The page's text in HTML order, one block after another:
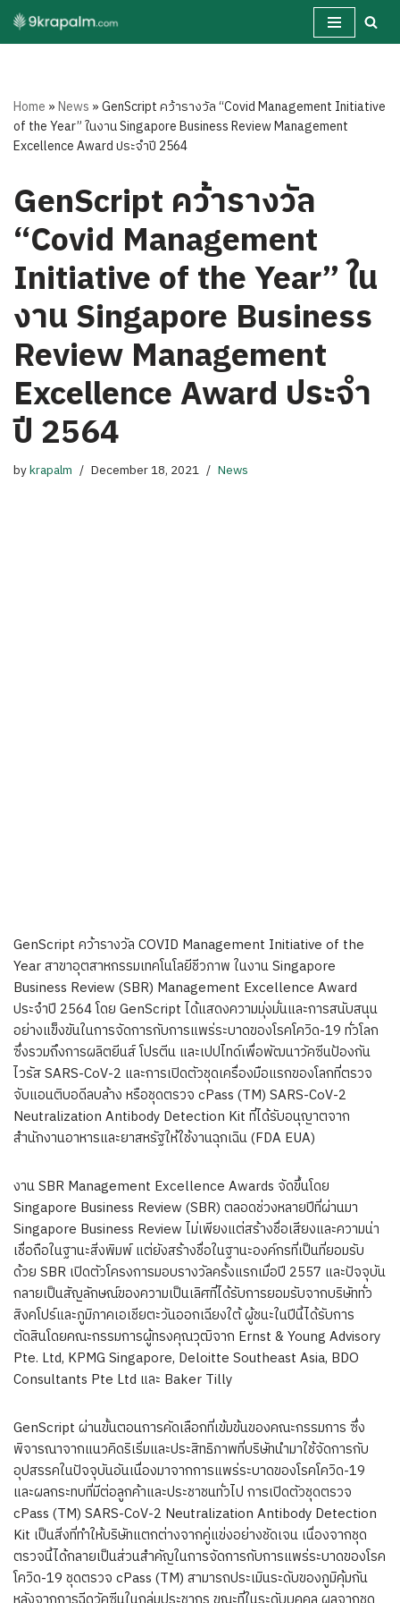
Skip
Home »News »GenScript คว้ารางวัล “Covid Management Initiative
of the Year” ในงาน Singapore Business Review Management
Excellence Award ประจำปี 2564
GenScript คว้ารางวัล
“Covid Management
Initiative of the Year” ใน
งาน Singapore Business
Review Management
Excellence Award ประจำ
ปี 2564
bykrapalm December 18, 2021 News
GenScript คว้ารางวัล COVID Management Initiative of the
Year สาขาอุตสาหกรรมเทคโนโลยีชีวภาพ ในงาน Singapore
Business Review (SBR) Management Excellence Award
ประจำปี 2564 โดย GenScript ได้แสดงความมุ่งมั่นและการสนับสนุน
อย่างแข็งขันในการจัดการกับการแพร่ระบาดของโรคโควิด-19 ทั่วโลก
ซึ่งรวมถึงการผลิตยีนส์ โปรตีน และเปปไทด์เพื่อพัฒนาวัคซีนป้องกัน
ไวรัส SARS-CoV-2 และการเปิดตัวชุดเครื่องมือแรกของโลกที่ตรวจ
จับแอนติบอดีลบล้าง หรือชุดตรวจ cPass (TM) SARS-CoV-2
Neutralization Antibody Detection Kit ที่ได้รับอนุญาตจาก
สำนักงานอาหารและยาสหรัฐให้ใช้งานฉุกเฉิน (FDA EUA)
งาน SBR Management Excellence Awards จัดขึ้นโดย
Singapore Business Review (SBR) ตลอดช่วงหลายปีที่ผ่านมา
Singapore Business Review ไม่เพียงแต่สร้างชื่อเสียงและความน่า
เชื่อถือในฐานะสิ่งพิมพ์ แต่ยังสร้างชื่อในฐานะองค์กรที่เป็นที่ยอมรับ
ด้วย SBR เปิดตัวโครงการมอบรางวัลครั้งแรกเมื่อปี 2557 และปัจจุบัน
กลายเป็นสัญลักษณ์ของความเป็นเลิศที่ได้รับการยอมรับจากบริษัททั่ว
สิงคโปร์และภูมิภาคเอเชียตะวันออกเฉียงใต้ ผู้ชนะในปีนี้ได้รับการ
ตัดสินโดยคณะกรรมการผู้ทรงคุณวุฒิจาก Ernst & Young Advisory
Pte. Ltd, KPMG Singapore, Deloitte Southeast Asia, BDO
Consultants Pte Ltd และ Baker Tilly
GenScript ผ่านขั้นตอนการคัดเลือกที่เข้มข้นของคณะกรรมการ ซึ่ง
พิจารณาจากแนวคิดริเริ่มและประสิทธิภาพที่บริษัทนำมาใช้จัดการกับ
อุปสรรคในปัจจุบันอันเนื่องมาจากการแพร่ระบาดของโรคโควิด-19
และผลกระทบที่มีต่อลูกค้าและประชาชนทั่วไป การเปิดตัวชุดตรวจ
cPass (TM) SARS-CoV-2 Neutralization Antibody Detection
Kit เป็นสิ่งที่ทำให้บริษัทแตกต่างจากคู่แข่งอย่างชัดเจน เนื่องจากชุด
ตรวจนี้ได้กลายเป็นส่วนสำคัญในการจัดการกับการแพร่ระบาดของโรค
โควิด-19 ชุดตรวจ cPass (TM) สามารถประเมินระดับของภูมิคุ้มกัน